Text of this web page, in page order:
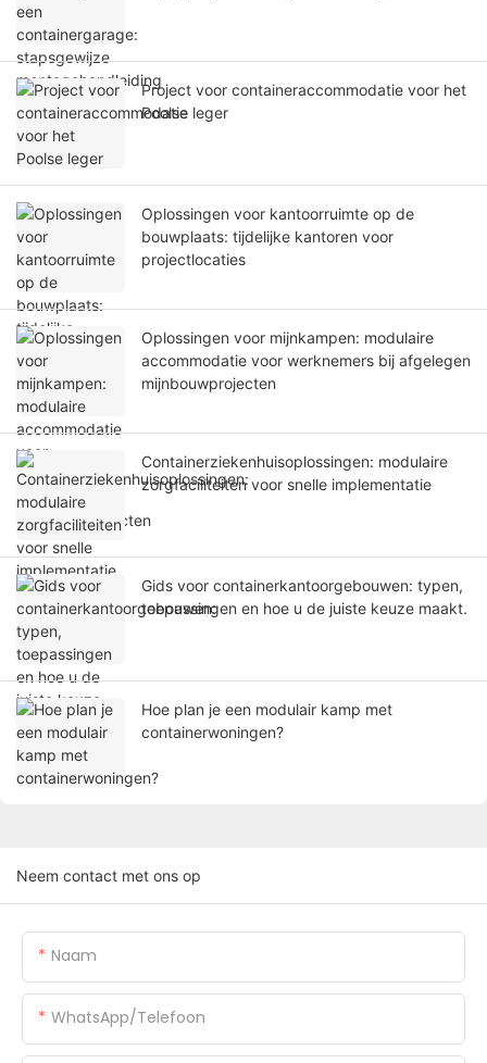
Project voor containeraccommodatie voor het
Poolse leger
Oplossingen voor kantoorruimte op de
bouwplaats: tijdelijke kantoren voor
projectlocaties
Oplossingen voor mijnkampen: modulaire
accommodatie voor werknemers bij afgelegen
mijnbouwprojecten
Containerziekenhuisoplossingen: modulaire
zorgfaciliteiten voor snelle implementatie
Gids voor containerkantoorgebouwen: typen,
toepassingen en hoe u de juiste keuze maakt.
Hoe plan je een modulair kamp met
containerwoningen?
Neem contact met ons op
Naam
WhatsApp/Telefoon